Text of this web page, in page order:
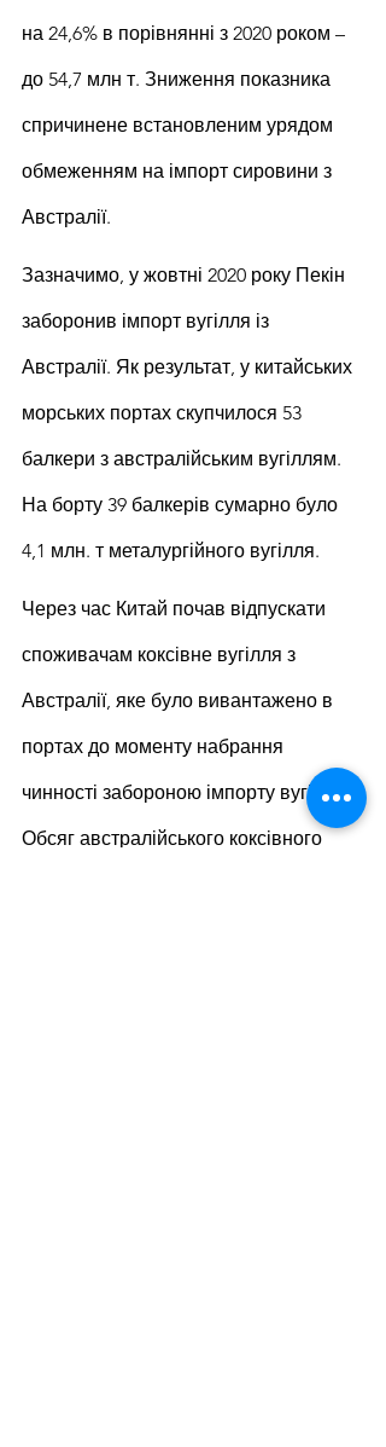
на 24,6% в порівнянні з 2020 роком –
до 54,7 млн ​​т. Зниження показника
спричинене встановленим урядом
обмеженням на імпорт сировини з
Австралії.
Зазначимо, у жовтні 2020 року Пекін
заборонив імпорт вугілля із
Австралії. Як результат, у китайських
морських портах скупчилося 53
балкери з австралійським вугіллям.
На борту 39 балкерів сумарно було
4,1 млн. т металургійного вугілля.
Через час Китай почав відпускати
споживачам коксівне вугілля з
Австралії, яке було вивантажено в
портах до моменту набрання
чинності забороною імпорту вугілля.
Обсяг австралійського коксівного